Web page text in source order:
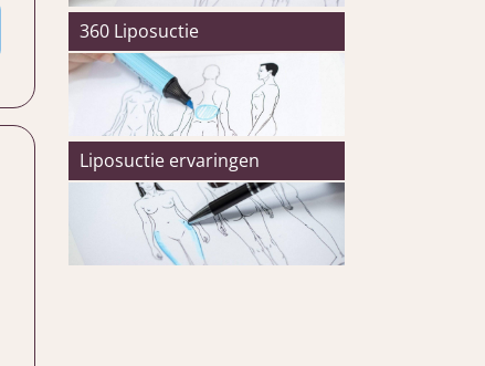
360 Liposuctie
Liposuctie ervaringen